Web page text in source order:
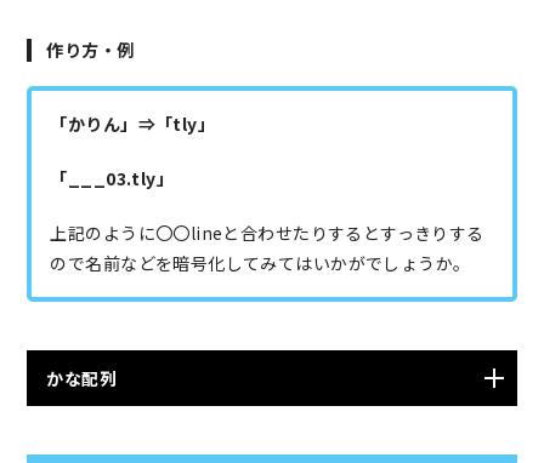
作り方・例
「かりん」⇒「tly」
「___03.tly」
上記のように〇〇lineと合わせたりするとすっきりする
ので名前などを暗号化してみてはいかがでしょうか。
かな配列